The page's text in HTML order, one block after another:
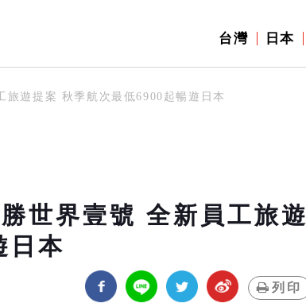
台灣 日本
遊提案 秋季航次最低6900起暢遊日本
世界壹號 全新員工旅遊
日本
列印